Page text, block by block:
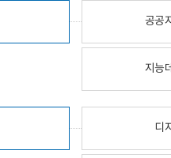
공공
지능
디